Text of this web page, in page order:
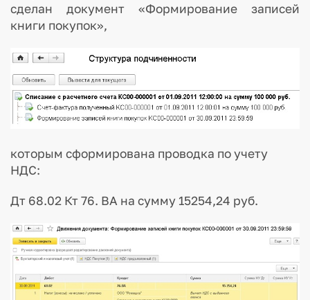
сделан документ «Формирование записей
книги покупок»,
которым сформирована проводка по учету
НДС:
Дт 68.02 Кт 76. ВА на сумму 15254,24 руб.